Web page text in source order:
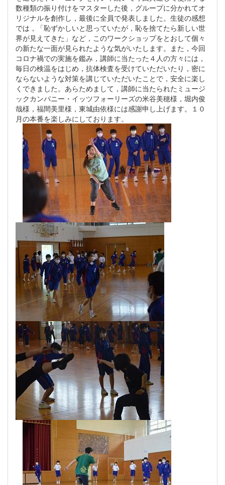
数種類の振り付けをマスターした後，グループに分かれてオ
リジナルを創作し，最後に全員で発表しました。生徒の感想
では，「恥ずかしいと思っていたが，恥を捨てたら新しい世
界が見えてきた」など，このワークショップをとおして個々
の新たな一面が見られたような気がいたします。また，今回
コロナ禍での実施を鑑み，講師に当たった４人の方々には，
毎日の検温をはじめ，抗体検査を受けていただいたり，密に
ならないような対策を講じていただいたことで，安全に楽し
くできました。あらためまして，講師に当たられたミュージ
ックカンパニー・イッツフォーリーズの米谷美穂様，堀内俊
哉様，福間美里様，東城由依様には感謝申し上げます。１０
月の本番を楽しみにしております。